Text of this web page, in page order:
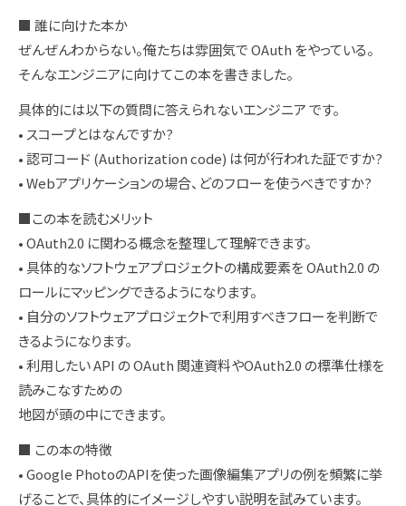
■ 誰に向けた本か
ぜんぜんわからない。俺たちは雰囲気で OAuth をやっている。
そんなエンジニアに向けてこの本を書きました。
具体的には以下の質問に答えられないエンジニア です。
• スコープとはなんですか?
• 認可コード (Authorization code) は何が行われた証ですか?
• Webアプリケーションの場合、どのフローを使うべきですか?
■この本を読むメリット
• OAuth2.0 に関わる概念を整理して理解できます。
• 具体的なソフトウェアプロジェクトの構成要素を OAuth2.0 の
ロールにマッピングできるようになります。
• 自分のソフトウェアプロジェクトで利用すべきフローを判断で
きるようになります。
• 利用したい API の OAuth 関連資料やOAuth2.0 の標準仕様を
読みこなすための
地図が頭の中にできます。
■ この本の特徴
• Google PhotoのAPIを使った画像編集アプリの例を頻繁に挙
げることで、具体的にイメージしやすい説明を試みています。